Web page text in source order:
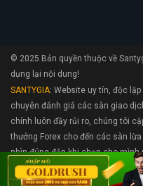
© 2025 Bản quyền thuộc về
dụng lại nội dung!
SANTYGIA: Website uy tín, độc
chuyên đánh giá các sàn giao
chính luôn đầy rủi ro, chúng tôi
thưởng Forex cho đến các sàn
nhìn đúng đắn khi chọn cho
dịch.. Nếu bạn cần hỗ trợ hãy
support@santygia.com